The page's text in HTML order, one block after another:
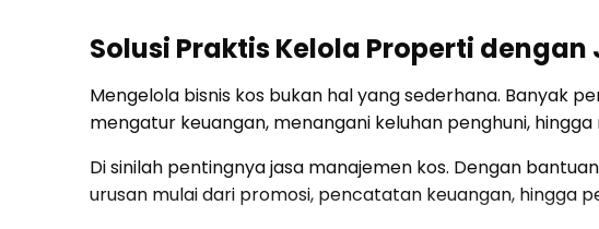
Solusi Praktis Kelola Properti
Mengelola bisnis kos bukan hal yang sederhana. Banyak
mengatur keuangan, menangani keluhan penghuni,
Di sinilah pentingnya jasa manajemen kos. Dengan
urusan mulai dari promosi, pencatatan keuangan, hingga